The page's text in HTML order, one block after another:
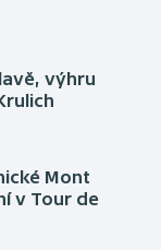
výhru
Mont
v Tour de